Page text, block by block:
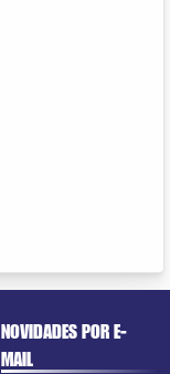
NOVIDADES POR E-
MAIL